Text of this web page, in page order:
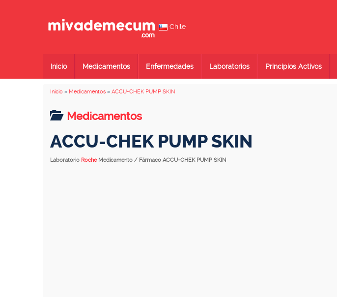
Chile
Inicio Medicamentos Enfermedades Laboratorios Principios Activos
Inicio » Medicamentos » ACCU-CHEK PUMP SKIN
Medicamentos
ACCU-CHEK PUMP SKIN
Laboratorio Roche Medicamento / Fármaco ACCU-CHEK PUMP SKIN